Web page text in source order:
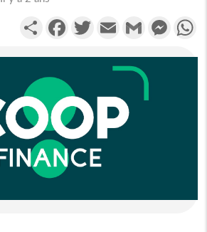
PartagerFacebookTwitterEmail Gmail